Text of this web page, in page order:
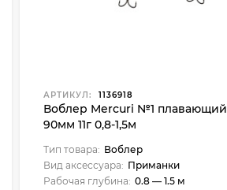
АРТИКУЛ: 1136918
Воблер Mercuri №1 плавающий
90мм 11г 0,8-1,5м
Тип товара: Воблер
Вид аксессуара: Приманки
Рабочая глубина: 0.8 — 1.5 м